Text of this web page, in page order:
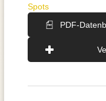
Spots
PDF-